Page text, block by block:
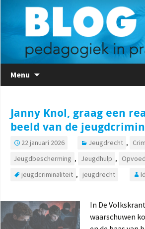
Menu
Janny Knol, graag een
beeld van de
22 januari 2026 Jeugdrecht ,
Jeugdbescherming , Jeugdhulp ,
jeugdcriminaliteit , jeugdrecht
In De
waarschuwen